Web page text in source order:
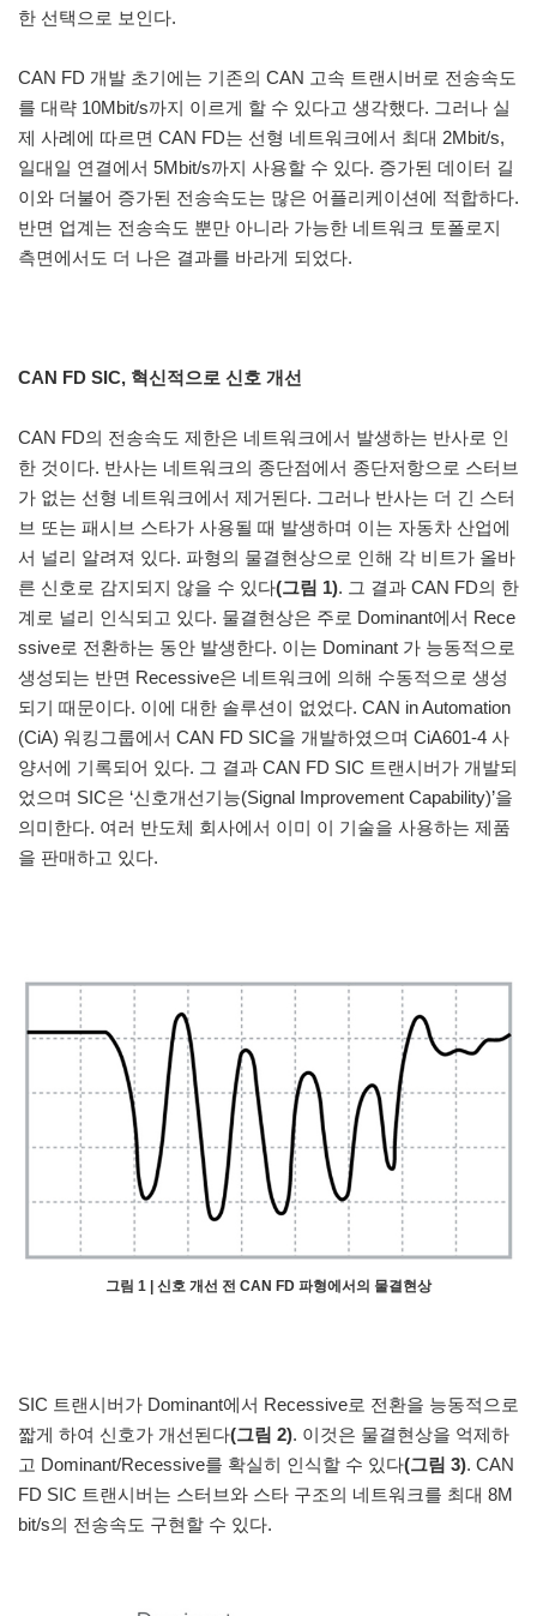
한 선택으로 보인다.
CAN FD 개발 초기에는 기존의 CAN 고속 트랜시버로 전송속도
를 대략 10Mbit/s까지 이르게 할 수 있다고 생각했다. 그러나 실
제 사례에 따르면 CAN FD는 선형 네트워크에서 최대 2Mbit/s,
일대일 연결에서 5Mbit/s까지 사용할 수 있다. 증가된 데이터 길
이와 더불어 증가된 전송속도는 많은 어플리케이션에 적합하다.
반면 업계는 전송속도 뿐만 아니라 가능한 네트워크 토폴로지
측면에서도 더 나은 결과를 바라게 되었다.
CAN FD SIC, 혁신적으로 신호 개선
CAN FD의 전송속도 제한은 네트워크에서 발생하는 반사로 인
한 것이다. 반사는 네트워크의 종단점에서 종단저항으로 스터브
가 없는 선형 네트워크에서 제거된다. 그러나 반사는 더 긴 스터
브 또는 패시브 스타가 사용될 때 발생하며 이는 자동차 산업에
서 널리 알려져 있다. 파형의 물결현상으로 인해 각 비트가 올바
른 신호로 감지되지 않을 수 있다(그림 1). 그 결과 CAN FD의 한
계로 널리 인식되고 있다. 물결현상은 주로 Dominant에서 Rece
ssive로 전환하는 동안 발생한다. 이는 Dominant 가 능동적으로
생성되는 반면 Recessive은 네트워크에 의해 수동적으로 생성
되기 때문이다. 이에 대한 솔루션이 없었다. CAN in Automation
(CiA) 워킹그룹에서 CAN FD SIC을 개발하였으며 CiA601-4 사
양서에 기록되어 있다. 그 결과 CAN FD SIC 트랜시버가 개발되
었으며 SIC은 ‘신호개선기능(Signal Improvement Capability)’을
의미한다. 여러 반도체 회사에서 이미 이 기술을 사용하는 제품
을 판매하고 있다.
그림 1 | 신호 개선 전 CAN FD 파형에서의 물결현상
SIC 트랜시버가 Dominant에서 Recessive로 전환을 능동적으로
짧게 하여 신호가 개선된다(그림 2). 이것은 물결현상을 억제하
고 Dominant/Recessive를 확실히 인식할 수 있다(그림 3). CAN
FD SIC 트랜시버는 스터브와 스타 구조의 네트워크를 최대 8M
bit/s의 전송속도 구현할 수 있다.